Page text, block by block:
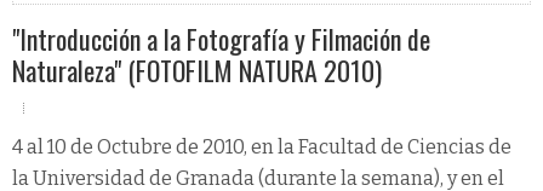
"Introducción a la Fotografía y Filmación de
Naturaleza" (FOTOFILM NATURA 2010)
4 al 10 de Octubre de 2010, en la Facultad de Ciencias de
la Universidad de Granada (durante la semana), y en el